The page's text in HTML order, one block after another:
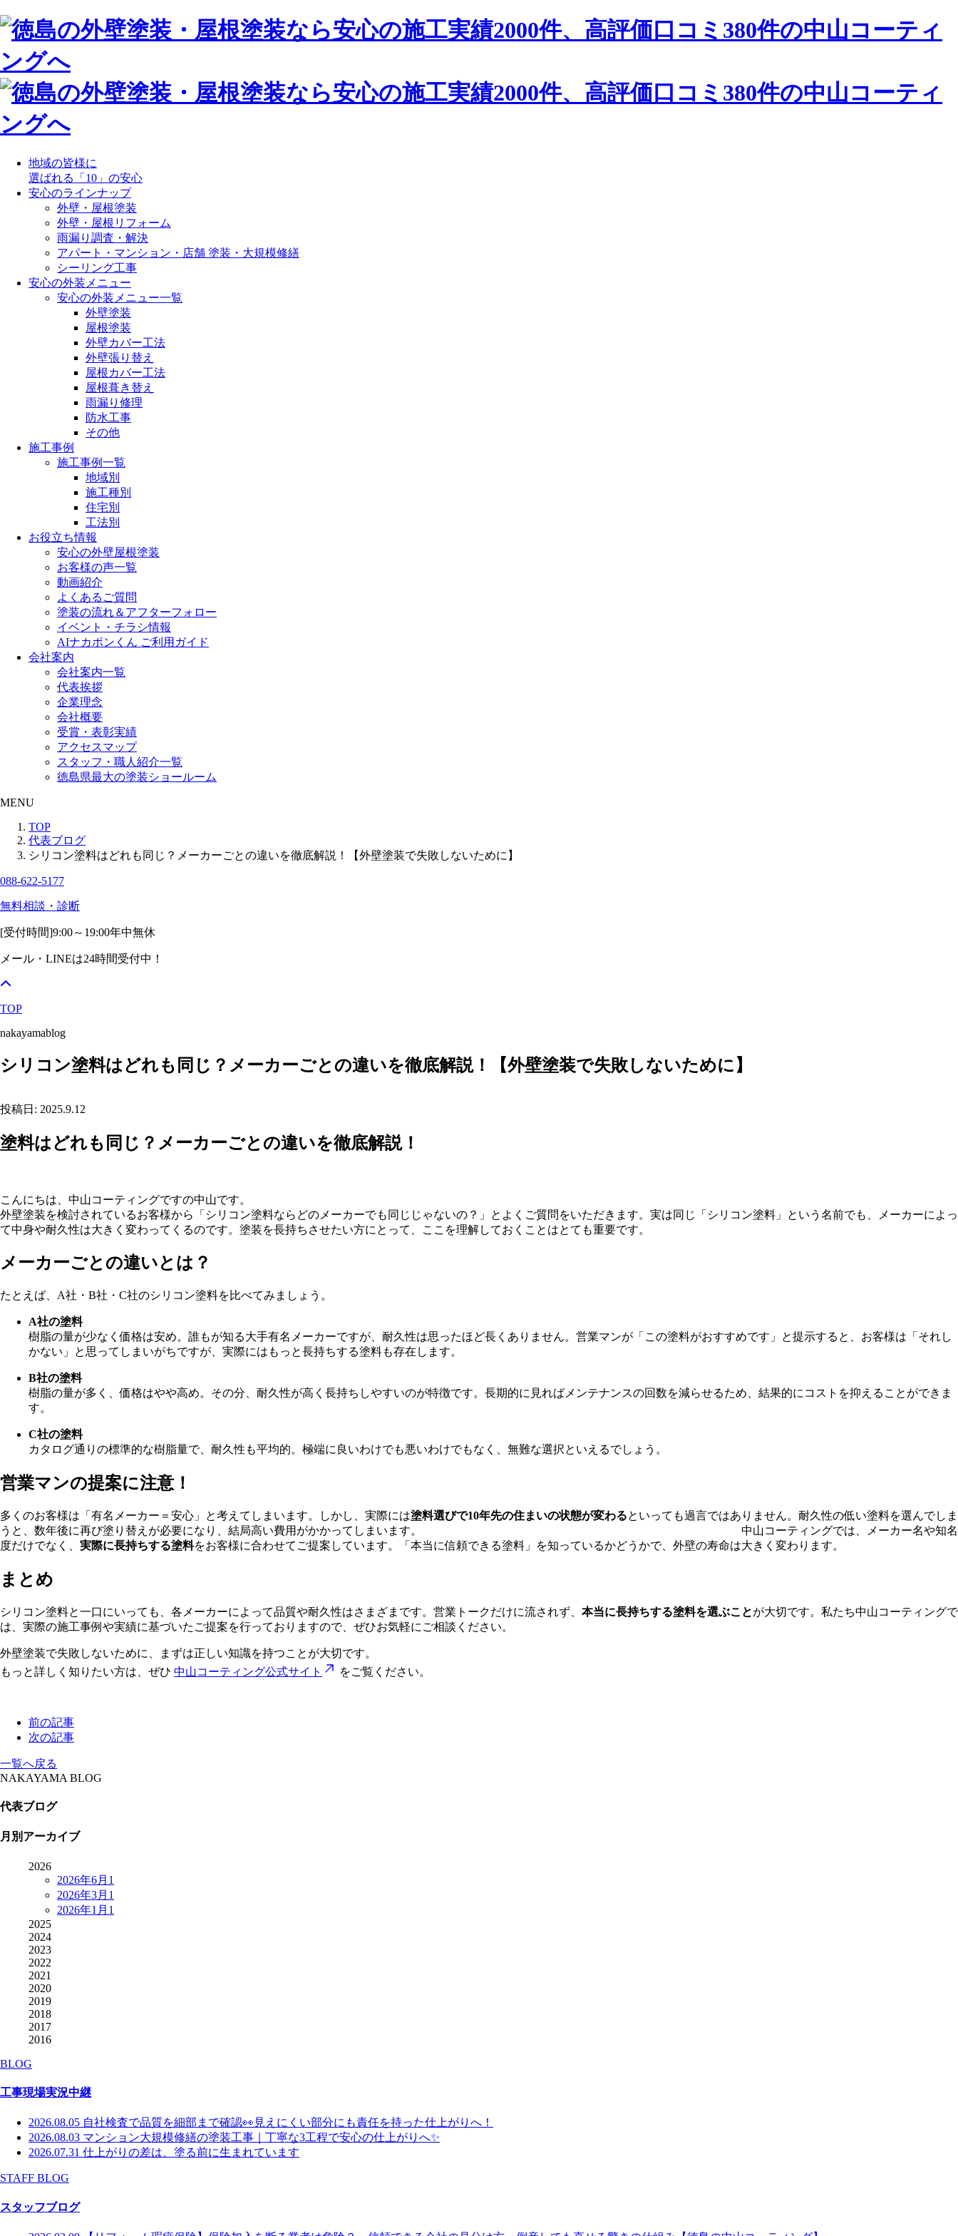
地域の皆様に
選ばれる「10」の安心
安心のラインナップ
外壁・屋根塗装
外壁・屋根リフォーム
雨漏り調査・解決
アパート・マンション・店舗 塗装・大規模修繕
シーリング工事
安心の外装メニュー
安心の外装メニュー一覧
外壁塗装
屋根塗装
外壁カバー工法
外壁張り替え
屋根カバー工法
屋根葺き替え
雨漏り修理
防水工事
その他
施工事例
施工事例一覧
地域別
施工種別
住宅別
工法別
お役立ち情報
安心の外壁屋根塗装
お客様の声一覧
動画紹介
よくあるご質問
塗装の流れ＆アフターフォロー
イベント・チラシ情報
AIナカポンくん ご利用ガイド
会社案内
会社案内一覧
代表挨拶
企業理念
会社概要
受賞・表彰実績
アクセスマップ
スタッフ・職人紹介一覧
徳島県最大の塗装ショールーム
MENU
TOP
代表ブログ
シリコン塗料はどれも同じ？メーカーごとの違いを徹底解説！【外壁塗装で失敗しないために】
088-622-5177
無料相談・診断
[受付時間]9:00～19:00年中無休
メール・LINEは24時間受付中！
TOP
nakayamablog
シリコン塗料はどれも同じ？メーカーごとの違いを徹底解説！【外壁塗装で失敗しないために】
投稿日: 2025.9.12
塗料はどれも同じ？メーカーごとの違いを徹底解説！
こんにちは、中山コーティングですの中山です。
外壁塗装を検討されているお客様から「シリコン塗料ならどのメーカーでも同じじゃないの？」とよくご質問をいただきます。実は同じ「シリコン塗料」という名前でも、メーカーによっ
て中身や耐久性は大きく変わってくるのです。塗装を長持ちさせたい方にとって、ここを理解しておくことはとても重要です。
メーカーごとの違いとは？
たとえば、A社・B社・C社のシリコン塗料を比べてみましょう。
A社の塗料
樹脂の量が少なく価格は安め。誰もが知る大手有名メーカーですが、耐久性は思ったほど長くありません。営業マンが「この塗料がおすすめです」と提示すると、お客様は「それし
かない」と思ってしまいがちですが、実際にはもっと長持ちする塗料も存在します。
B社の塗料
樹脂の量が多く、価格はやや高め。その分、耐久性が高く長持ちしやすいのが特徴です。長期的に見ればメンテナンスの回数を減らせるため、結果的にコストを抑えることができま
す。
C社の塗料
カタログ通りの標準的な樹脂量で、耐久性も平均的。極端に良いわけでも悪いわけでもなく、無難な選択といえるでしょう。
営業マンの提案に注意！
多くのお客様は「有名メーカー＝安心」と考えてしまいます。しかし、実際には塗料選びで10年先の住まいの状態が変わるといっても過言ではありません。耐久性の低い塗料を選んでしま
うと、数年後に再び塗り替えが必要になり、結局高い費用がかかってしまいます。 中山コーティングでは、メーカー名や知名
度だけでなく、 実際に長持ちする塗料をお客様に合わせてご提案しています。「本当に信頼できる塗料」を知っているかどうかで、外壁の寿命は大きく変わります。
まとめ
シリコン塗料と一口にいっても、各メーカーによって品質や耐久性はさまざまです。営業トークだけに流されず、 本当に長持ちする塗料を選ぶことが大切です。私たち中山コーティングで
は、実際の施工事例や実績に基づいたご提案を行っておりますので、ぜひお気軽にご相談ください。
外壁塗装で失敗しないために、まずは正しい知識を持つことが大切です。
もっと詳しく知りたい方は、ぜひ 中山コーティング公式サイト をご覧ください。
前の記事
次の記事
一覧へ戻る
NAKAYAMA BLOG
代表ブログ
月別アーカイブ
2026
2026年6月 1
2026年3月 1
2026年1月 1
2025
2024
2023
2022
2021
2020
2019
2018
2017
2016
BLOG
工事現場実況中継
2026.08.05 自社検査で品質を細部まで確認👀見えにくい部分にも責任を持った仕上がりへ！
2026.08.03 マンション大規模修繕の塗装工事｜丁寧な3工程で安心の仕上がりへ✨
2026.07.31 仕上がりの差は、塗る前に生まれています
STAFF BLOG
スタッフブログ